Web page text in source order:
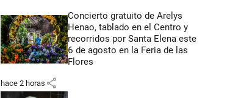
Concierto gratuito de Arelys
Henao, tablado en el Centro y
recorridos por Santa Elena este
6 de agosto en la Feria de las
Flores
hace 2 horas share